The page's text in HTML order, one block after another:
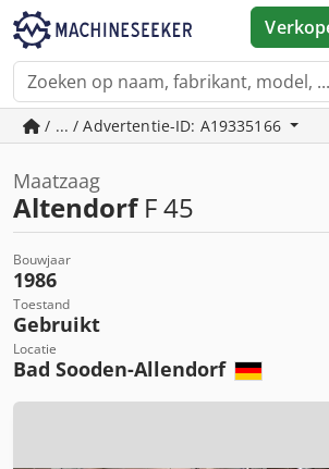
/ ... / Advertentie-ID: A19335166
Maatzaag
AltendorfF 45
Bouwjaar
1986
Toestand
Gebruikt
Locatie
Bad Sooden-Allendorf